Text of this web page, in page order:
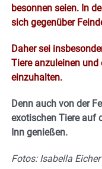
besonnen seien. In
sich gegenüber
Daher sei
Tiere anzuleinen
einzuhalten.
Denn auch von der
exotischen Tiere auf
Inn genießen.
Fotos: Isabella